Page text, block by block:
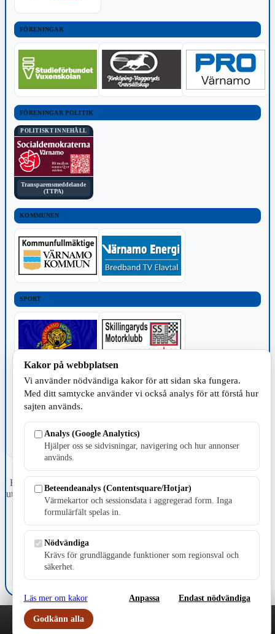
FÖRENINGAR
FÖRENINGAR POLITIK
POLITISKT INNEHÅLL
Transparensmeddelande
(TTPA)
KOMMUNEN
SPORT
TILLVERKNING
Fristående webbtidningsföretag grundat 1991 som sedan 2002 ger
ut tidningen Skillingaryd.nu och 2010 lanserades Värnamo.nu. Från
april 2026 omfattar Skillingaryd.nu tre kommuner: Gnosjö,
Värnamo och Vaggeryds kommun.
E-post: redaktionen@skillingaryd.nu
Postadress: Gisslaköp 1, 568 92 Skillingaryd
Kakinställningar
Kakor på webbplatsen
Vi använder nödvändiga kakor för att sidan ska fungera.
Med ditt samtycke använder vi också analys för att förstå hur
sajten används.
Analys (Google Analytics)
Hjälper oss se sidvisningar, navigering och hur annonser
används.
Beteendeanalys (Contentsquare/Hotjar)
Värmekartor och sessionsdata i aggregerad form. Inga
formulärfält spelas in.
Nödvändiga
Krävs för grundläggande funktioner som regionsval och
säkerhet.
Läs mer om kakor Anpassa Endast nödvändiga
Godkänn alla